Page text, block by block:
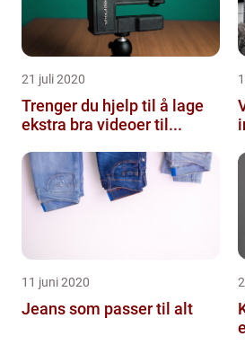
21 juli 2020
Trenger du hjelp til å lage
ekstra bra videoer til...
11 juni 2020
Jeans som passer til alt